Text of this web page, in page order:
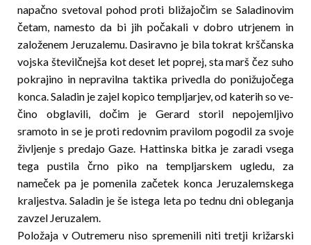
napačno svetoval pohod proti bli­žajočim se Saladinovim
četam, namesto da bi jih po­čakali v dobro utrjenem in
založenem Jeruzalemu. Da­siravno je bila tokrat krščanska
vojska številčnejša kot deset let poprej, sta marš čez suho
pokrajino in nepravilna taktika privedla do ponižujočega
konca. Saladin je zajel kopico templjarjev, od katerih so ve­
čino obglavili, dočim je Gerard storil nepojemljivo
sramoto in se je proti redovnim pravilom pogodil za svoje
življenje s predajo Gaze. Hattinska bitka je zaradi vsega
tega pustila črno piko na templjarskem ugledu, za
nameček pa je pomenila začetek konca Jeruzale­m­skega
kraljestva. Saladin je še istega leta po tednu dni obleganja
zavzel Jeruzalem.
Položaja v Outremeru niso spremenili niti tretji kri­žar­s­ki